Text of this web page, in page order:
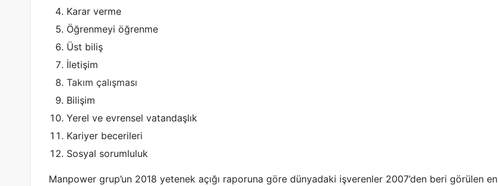
Karar verme
Öğrenmeyi öğrenme
Üst biliş
İletişim
Takım çalışması
Bilişim
Yerel ve evrensel vatandaşlık
Kariyer becerileri
Sosyal sorumluluk
Manpower grup’un 2018 yetenek açığı raporuna göre dünyadaki işverenler 2007’den beri görülen en